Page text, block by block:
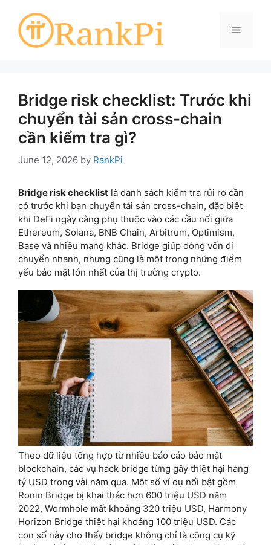
content
Menu
Bridge risk checklist: Trước khi
chuyển tài sản cross-chain
cần kiểm tra gì?
June 12, 2026 by RankPi
Bridge risk checklist là danh sách kiểm tra rủi ro cần
có trước khi bạn chuyển tài sản cross-chain, đặc biệt
khi DeFi ngày càng phụ thuộc vào các cầu nối giữa
Ethereum, Solana, BNB Chain, Arbitrum, Optimism,
Base và nhiều mạng khác. Bridge giúp dòng vốn di
chuyển nhanh, nhưng cũng là một trong những điểm
yếu bảo mật lớn nhất của thị trường crypto.
Theo dữ liệu tổng hợp từ nhiều báo cáo bảo mật
blockchain, các vụ hack bridge từng gây thiệt hại hàng
tỷ USD trong vài năm qua. Một số ví dụ nổi bật gồm
Ronin Bridge bị khai thác hơn 600 triệu USD năm
2022, Wormhole mất khoảng 320 triệu USD, Harmony
Horizon Bridge thiệt hại khoảng 100 triệu USD. Các
con số này cho thấy bridge không chỉ là công cụ kỹ